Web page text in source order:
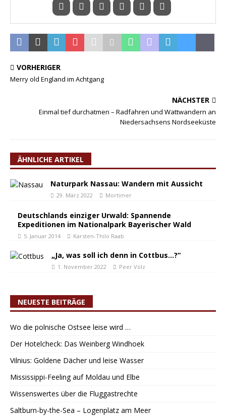
VORHERIGER
Merry old England im Achtgang
NÄCHSTER
Einmal tief durchatmen – Radfahren und Wattwandern an
Niedersachsens Nordseeküste
ÄHNLICHE ARTIKEL
Naturpark Nassau: Wandern mit Aussicht
29. März 2022 Mortimer
Deutschlands einziger Urwald: Spannende
Expeditionen im Nationalpark Bayerischer Wald
5. Januar 2014 Karsten-Thilo Raab
„Ja, was soll ich denn in Cottbus…?“
1. November 2022 Peer Völz
NEUESTE BEITRÄGE
Wo die polnische Ostsee leise wird …
Der Hotelcheck: Das Weinberg Windhoek
Vilnius: Goldene Dächer und leise Wasser
Mississippi-Feeling auf Moldau und Elbe
Wissenswertes über die Fluggastrechte
Saltburn-by-the-Sea – Logenplatz am Meer